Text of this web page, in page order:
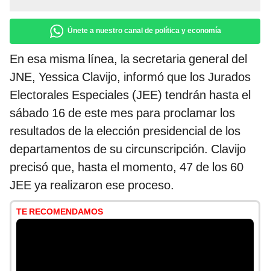
Únete a nuestro canal de política y economía
En esa misma línea, la secretaria general del
JNE, Yessica Clavijo, informó que los Jurados
Electorales Especiales (JEE) tendrán hasta el
sábado 16 de este mes para proclamar los
resultados de la elección presidencial de los
departamentos de su circunscripción. Clavijo
precisó que, hasta el momento, 47 de los 60
JEE ya realizaron ese proceso.
TE RECOMENDAMOS